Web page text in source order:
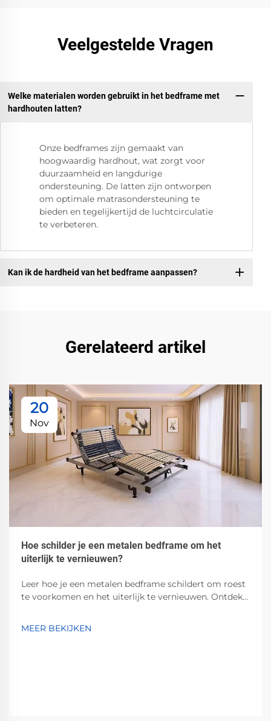
Veelgestelde Vragen
Welke materialen worden gebruikt in het bedframe met
hardhouten latten?
Onze bedframes zijn gemaakt van
hoogwaardig hardhout, wat zorgt voor
duurzaamheid en langdurige
ondersteuning. De latten zijn ontworpen
om optimale matrasondersteuning te
bieden en tegelijkertijd de luchtcirculatie
te verbeteren.
Kan ik de hardheid van het bedframe aanpassen?
Gerelateerd artikel
20
Nov
Hoe schilder je een metalen bedframe om het
uiterlijk te vernieuwen?
Leer hoe je een metalen bedframe schildert om roest
te voorkomen en het uiterlijk te vernieuwen. Ontdek
professionele resultaten. Begin vandaag nog!
MEER BEKIJKEN